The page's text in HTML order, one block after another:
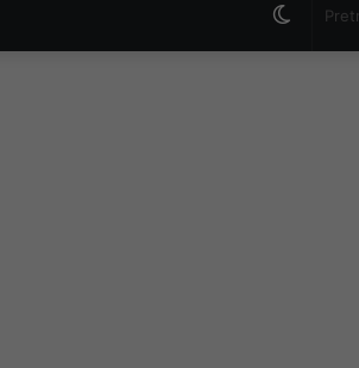
Switch